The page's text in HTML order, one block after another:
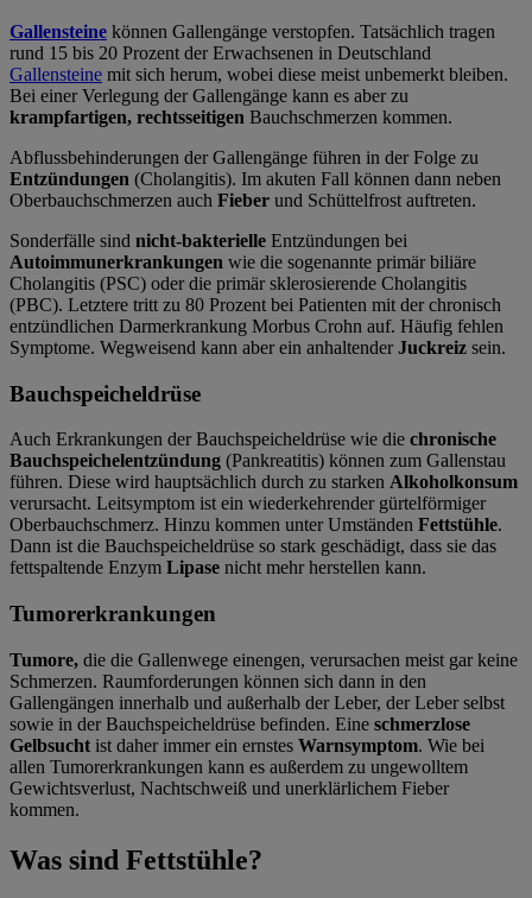
Gallensteine können Gallengänge verstopfen. Tatsächlich tragen
rund 15 bis 20 Prozent der Erwachsenen in Deutschland
Gallensteine mit sich herum, wobei diese meist unbemerkt bleiben.
Bei einer Verlegung der Gallengänge kann es aber zu
krampfartigen, rechtsseitigen Bauchschmerzen kommen.
Abflussbehinderungen der Gallengänge führen in der Folge zu
Entzündungen (Cholangitis). Im akuten Fall können dann neben
Oberbauchschmerzen auch Fieber und Schüttelfrost auftreten.
Sonderfälle sind nicht-bakterielle Entzündungen bei
Autoimmunerkrankungen wie die sogenannte primär biliäre
Cholangitis (PSC) oder die primär sklerosierende Cholangitis
(PBC). Letztere tritt zu 80 Prozent bei Patienten mit der chronisch
entzündlichen Darmerkrankung Morbus Crohn auf. Häufig fehlen
Symptome. Wegweisend kann aber ein anhaltenderJuckreiz sein.
Bauchspeicheldrüse
Auch Erkrankungen der Bauchspeicheldrüse wie die chronische
Bauchspeichelentzündung (Pankreatitis) können zum Gallenstau
führen. Diese wird hauptsächlich durch zu starken Alkoholkonsum
verursacht. Leitsymptom ist ein wiederkehrender gürtelförmiger
Oberbauchschmerz. Hinzu kommen unter Umständen Fettstühle.
Dann ist die Bauchspeicheldrüse so stark geschädigt, dass sie das
fettspaltende Enzym Lipase nicht mehr herstellen kann.
Tumorerkrankungen
Tumore, die die Gallenwege einengen, verursachen meist gar keine
Schmerzen. Raumforderungen können sich dann in den
Gallengängen innerhalb und außerhalb der Leber, der Leber selbst
sowie in der Bauchspeicheldrüse befinden. Eine schmerzlose
Gelbsucht ist daher immer ein ernstes Warnsymptom. Wie bei
allen Tumorerkrankungen kann es außerdem zu ungewolltem
Gewichtsverlust, Nachtschweiß und unerklärlichem Fieber
kommen.
Was sind Fettstühle?